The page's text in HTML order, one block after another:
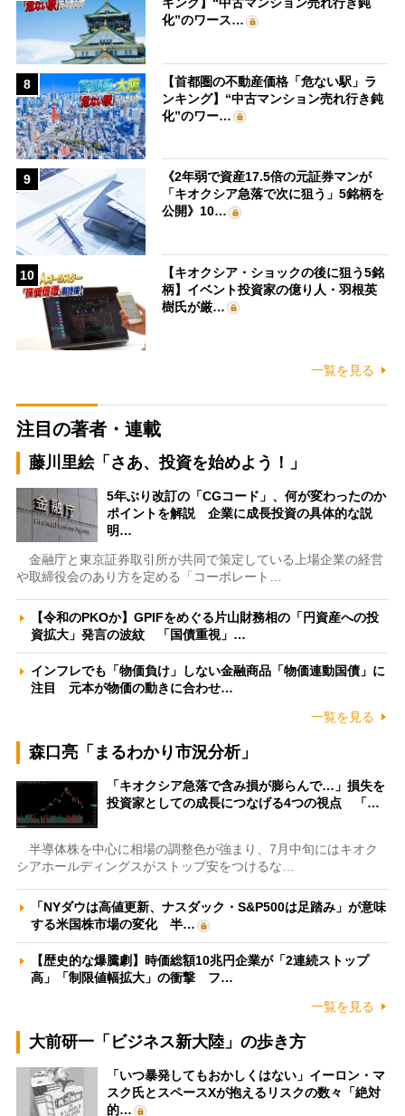
化”のワース…
8
【首都圏の不動産価格「危ない駅」ラ
ンキング】“中古マンション売れ行き鈍
化”のワー…
9
《2年弱で資産17.5倍の元証券マンが
「キオクシア急落で次に狙う」5銘柄を
公開》10…
10
【キオクシア・ショックの後に狙う5銘
柄】イベント投資家の億り人・羽根英
樹氏が厳…
一覧を見る
注目の著者・連載
藤川里絵「さあ、投資を始めよう！」
5年ぶり改訂の「CGコード」、何が変わったのか
ポイントを解説 企業に成長投資の具体的な説
明…
金融庁と東京証券取引所が共同で策定している上場企業の経営
や取締役会のあり方を定める「コーポレート…
【令和のPKOか】GPIFをめぐる片山財務相の「円資産への投
資拡大」発言の波紋 「国債重視」…
インフレでも「物価負け」しない金融商品「物価連動国債」に
注目 元本が物価の動きに合わせ…
一覧を見る
森口亮「まるわかり市況分析」
「キオクシア急落で含み損が膨らんで…」損失を
投資家としての成長につなげる4つの視点 「…
半導体株を中心に相場の調整色が強まり、7月中旬にはキオク
シアホールディングスがストップ安をつけるな…
「NYダウは高値更新、ナスダック・S&P500は足踏み」が意味
する米国株市場の変化 半…
【歴史的な爆騰劇】時価総額10兆円企業が「2連続ストップ
高」「制限値幅拡大」の衝撃 フ…
一覧を見る
大前研一「ビジネス新大陸」の歩き方
「いつ暴発してもおかしくはない」イーロン・マ
スク氏とスペースXが抱えるリスクの数々「絶対
的…